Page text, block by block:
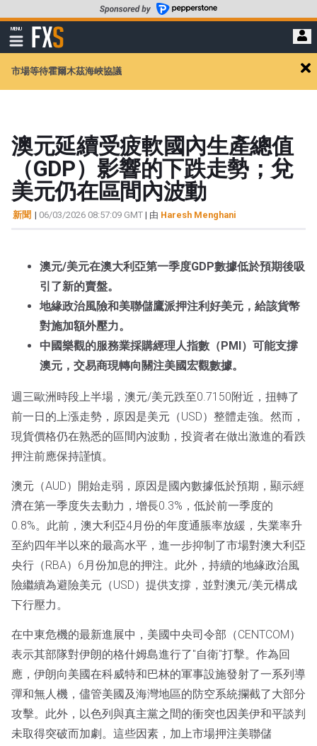
至
要
MENU
顯
示
航
FXStreet
市場等待霍爾木茲海峽協議
澳元延續受疲軟國內生產總值
（GDP）影響的下跌走勢；兌
美元仍在區間內波動
新聞 | 06/03/2026 08:57:09 GMT | 由 Haresh Menghani
澳元/美元在澳大利亞第一季度GDP數據低於預期後吸
引了新的賣盤。
地緣政治風險和美聯儲鷹派押注利好美元，給該貨幣
對施加額外壓力。
中國樂觀的服務業採購經理人指數（PMI）可能支撐
澳元，交易商現轉向關注美國宏觀數據。
週三歐洲時段上半場，澳元/美元跌至0.7150附近，扭轉了
前一日的上漲走勢，原因是美元（USD）整體走強。然而，
現貨價格仍在熟悉的區間內波動，投資者在做出激進的看跌
押注前應保持謹慎。
澳元（AUD）開始走弱，原因是國內數據低於預期，顯示經
濟在第一季度失去動力，增長0.3%，低於前一季度的
0.8%。此前，澳大利亞4月份的年度通脹率放緩，失業率升
至約四年半以來的最高水平，進一步抑制了市場對澳大利亞
央行（RBA）6月份加息的押注。此外，持續的地緣政治風
險繼續為避險美元（USD）提供支撐，並對澳元/美元構成
下行壓力。
在中東危機的最新進展中，美國中央司令部（CENTCOM）
表示其部隊對伊朗的格什姆島進行了"自衛"打擊。作為回
應，伊朗向美國在科威特和巴林的軍事設施發射了一系列導
彈和無人機，儘管美國及海灣地區的防空系統攔截了大部分
攻擊。此外，以色列與真主黨之間的衝突也因美伊和平談判
未取得突破而加劇。這些因素，加上市場押注美聯儲